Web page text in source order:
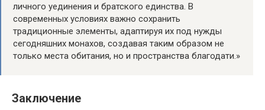
личного уединения и братского единства. В
современных условиях важно сохранить
традиционные элементы, адаптируя их под нужды
сегодняшних монахов, создавая таким образом не
только места обитания, но и пространства благодати.»
Заключение